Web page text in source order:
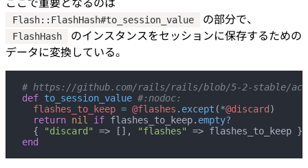
Flash::FlashHash#to_session_value の部分で、
FlashHash
のインスタンスをセッションに保存するための
データに変換している。
# https://github.com/rails/rails/blob/5-2-stable/
def to_session_value #:nodoc:
  flashes_to_keep
= @flashes . except (*@discard )
  return
nil if flashes_to_keep. empty?
  {
"discard" => [], "flashes"
=> flashes_to_keep }
end